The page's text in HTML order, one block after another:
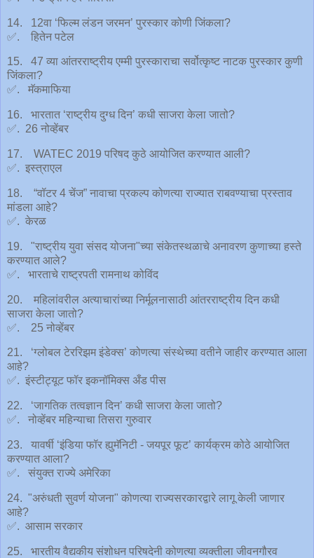
14. 12वा ‘फिल्म लंडन जरमन’ पुरस्कार कोणी जिंकला?
✅. हितेन पटेल
15. 47 व्या आंतरराष्ट्रीय एम्मी पुरस्काराचा सर्वोत्कृष्ट नाटक पुरस्कार कुणी
जिंकला?
✅. मॅकमाफिया
16. भारतात ‘राष्ट्रीय दुग्ध दिन’ कधी साजरा केला जातो?
✅. 26 नोव्हेंबर
17. WATEC 2019 परिषद कुठे आयोजित करण्यात आली?
✅. इस्त्राएल
18. “वॉटर 4 चेंज” नावाचा प्रकल्प कोणत्या राज्यात राबवण्याचा प्रस्ताव
मांडला आहे?
✅. केरळ
19. "राष्ट्रीय युवा संसद योजना"च्या संकेतस्थळाचे अनावरण कुणाच्या हस्ते
करण्यात आले?
✅. भारताचे राष्ट्रपती रामनाथ कोविंद
20. महिलांवरील अत्याचारांच्या निर्मूलनासाठी आंतरराष्ट्रीय दिन कधी
साजरा केला जातो?
✅. 25 नोव्हेंबर
21. ‘ग्लोबल टेररिझम इंडेक्स’ कोणत्या संस्थेच्या वतीने जाहीर करण्यात आला
आहे?
✅. इंस्टीट्यूट फॉर इकनॉमिक्स अँड पीस
22. ‘जागतिक तत्वज्ञान दिन’ कधी साजरा केला जातो?
✅. नोव्हेंबर महिन्याचा तिसरा गुरुवार
23. यावर्षी ‘इंडिया फॉर ह्युमॅनिटी - जयपूर फूट’ कार्यक्रम कोठे आयोजित
करण्यात आला?
✅. संयुक्त राज्ये अमेरिका
24. "अरुंधती सुवर्ण योजना" कोणत्या राज्यसरकारद्वारे लागू केली जाणार
आहे?
✅. आसाम सरकार
25. भारतीय वैद्यकीय संशोधन परिषदेनी कोणत्या व्यक्तीला जीवनगौरव